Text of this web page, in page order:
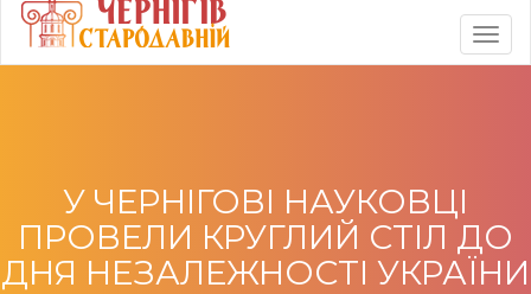
У ЧЕРНІГОВІ НАУКОВЦІ
ПРОВЕЛИ КРУГЛИЙ СТІЛ ДО
ДНЯ НЕЗАЛЕЖНОСТІ УКРАЇНИ